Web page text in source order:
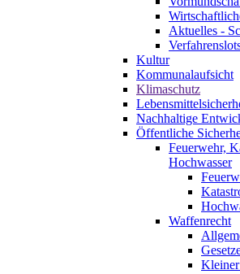
Aktuelles -
Kultur
Kommunalaufsicht
Klimaschutz
Nachhaltige
Öffentliche
Feuerwehr,
Hochwasser
Waffenrecht